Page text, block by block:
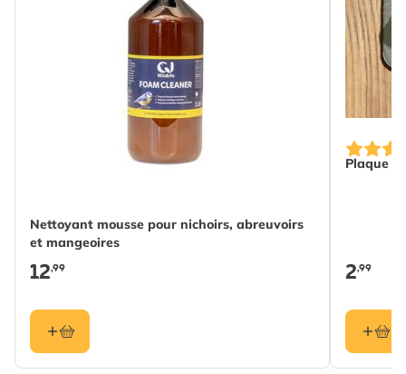
Nettoyant mousse pour nichoirs, abreuvoirs
et mangeoires
12,99
Plaque
2,99